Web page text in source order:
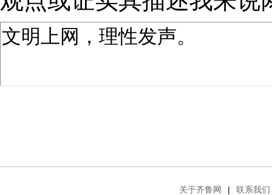
关于齐鲁网 |
联系我们